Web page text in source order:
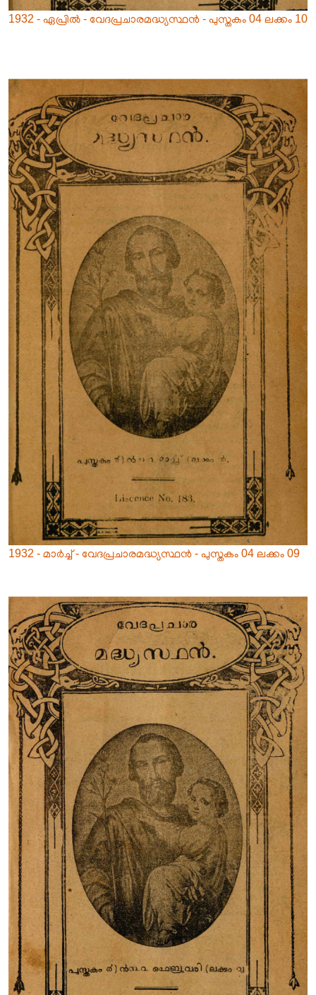
1932 - ഏപ്രിൽ - വേദപ്രചാരമദ്ധ്യസ്ഥൻ - പുസ്തകം 04 ലക്കം 10
1932 - മാർച്ച് - വേദപ്രചാരമദ്ധ്യസ്ഥൻ - പുസ്തകം 04 ലക്കം 09